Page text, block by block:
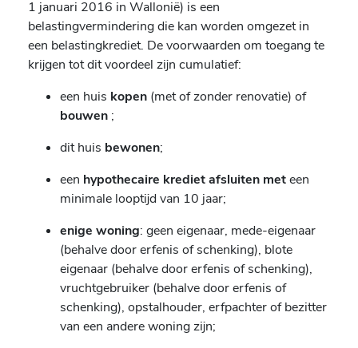
1 januari 2016 in Wallonië) is een
belastingvermindering die kan worden omgezet in
een belastingkrediet. De voorwaarden om toegang te
krijgen tot dit voordeel zijn cumulatief:
een huis kopen (met of zonder renovatie) of
bouwen ;
dit huis bewonen;
een hypothecaire krediet afsluiten meteen
minimale looptijd van 10 jaar;
enige woning: geen eigenaar, mede-eigenaar
(behalve door erfenis of schenking), blote
eigenaar (behalve door erfenis of schenking),
vruchtgebruiker (behalve door erfenis of
schenking), opstalhouder, erfpachter of bezitter
van een andere woning zijn;